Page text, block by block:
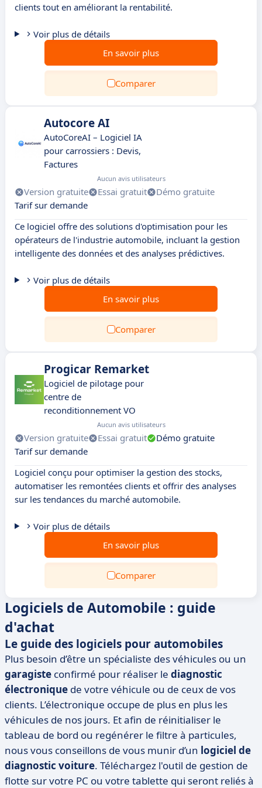
clients tout en améliorant la rentabilité.
Voir plus de détails
En savoir plus
Comparer
Autocore AI
AutoCoreAI – Logiciel IA
pour carrossiers : Devis,
Factures
Aucun avis utilisateurs
Version gratuite Essai gratuit
Démo gratuite
Tarif sur demande
Ce logiciel offre des solutions d'optimisation pour les
opérateurs de l'industrie automobile, incluant la gestion
intelligente des données et des analyses prédictives.
Voir plus de détails
En savoir plus
Comparer
Progicar Remarket
Logiciel de pilotage pour
centre de
reconditionnement VO
Aucun avis utilisateurs
Version gratuite Essai gratuit
Démo gratuite
Tarif sur demande
Logiciel conçu pour optimiser la gestion des stocks,
automatiser les remontées clients et offrir des analyses
sur les tendances du marché automobile.
Voir plus de détails
En savoir plus
Comparer
Logiciels de Automobile : guide
d'achat
Le guide des logiciels pour automobiles
Plus besoin d’être un spécialiste des véhicules ou un
garagiste confirmé pour réaliser le diagnostic
électronique de votre véhicule ou de ceux de vos
clients. L’électronique occupe de plus en plus les
véhicules de nos jours. Et afin de réinitialiser le
tableau de bord ou regénérer le filtre à particules,
nous vous conseillons de vous munir d’un logiciel de
diagnostic voiture. Téléchargez l'outil de gestion de
flotte sur votre PC ou votre tablette qui seront reliés à